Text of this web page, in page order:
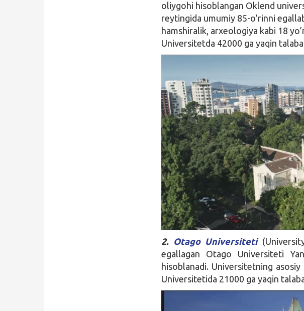
oliygohi hisoblangan Oklend
reytingida umumiy 85-o’rinni
hamshiralik, arxeologiya kabi 18
Universitetda 42000 ga yaqin
2. Otago Universiteti
egallagan Otago Universiteti
hisoblanadi. Universitetning
Universitetida 21000 ga yaqin